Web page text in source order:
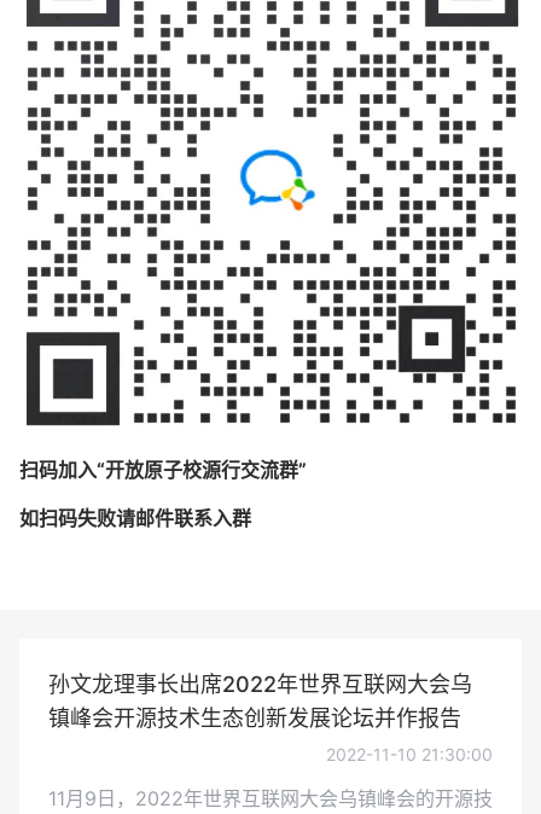
扫码加入“开放原子校源行交流群”
如扫码失败请邮件联系入群
孙文龙理事长出席2022年世界互联网大会乌
镇峰会开源技术生态创新发展论坛并作报告
2022-11-10 21:30:00
11月9日，2022年世界互联网大会乌镇峰会的开源技